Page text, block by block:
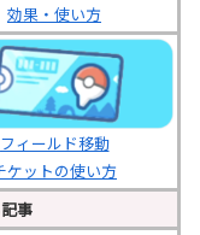
効果・使い方
フィールド移動
ケットの使い方
事